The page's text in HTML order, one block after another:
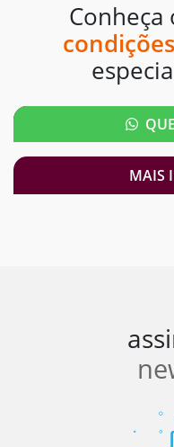
Conheça
condições
MAIS